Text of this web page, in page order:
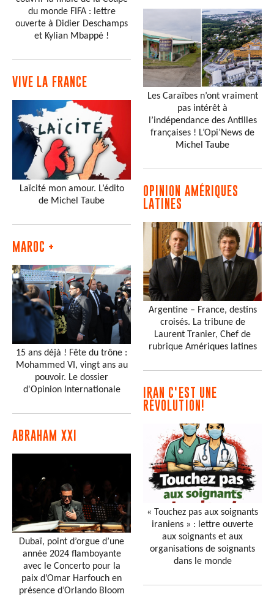
du monde FIFA : lettre
ouverte à Didier Deschamps
et Kylian Mbappé !
VIVE LA FRANCE
Laïcité mon amour. L’édito
de Michel Taube
MAROC +
15 ans déjà ! Fête du trône :
Mohammed VI, vingt ans au
pouvoir. Le dossier
d'Opinion Internationale
ABRAHAM XXI
Dubaï, point d’orgue d’une
année 2024 flamboyante
avec le Concerto pour la
paix d’Omar Harfouch en
présence d’Orlando Bloom
Les Caraïbes n’ont vraiment
pas intérêt à
l’indépendance des Antilles
françaises ! L’Opi’News de
Michel Taube
OPINION AMÉRIQUES
LATINES
Argentine – France, destins
croisés. La tribune de
Laurent Tranier, Chef de
rubrique Amériques latines
IRAN C'EST UNE
RÉVOLUTION!
« Touchez pas aux soignants
iraniens » : lettre ouverte
aux soignants et aux
organisations de soignants
dans le monde